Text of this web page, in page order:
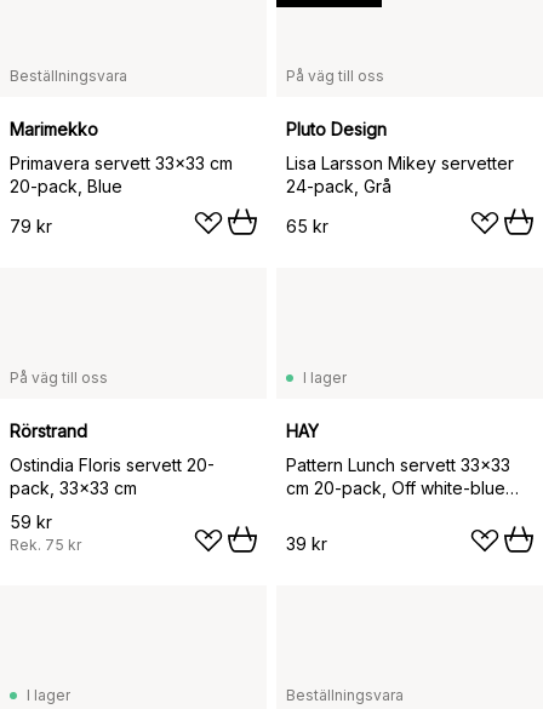
Beställningsvara
Marimekko
Primavera servett 33x33 cm
20-pack, Blue
79 kr
På väg till oss
Pluto Design
Lisa Larsson Mikey servetter
24-pack, Grå
65 kr
På väg till oss
Rörstrand
Ostindia Floris servett 20-
pack, 33x33 cm
59 kr
Rek. 75 kr
I lager
HAY
Pattern Lunch servett 33x33
cm 20-pack, Off white-blue
39 kr
I lager Beställningsvara